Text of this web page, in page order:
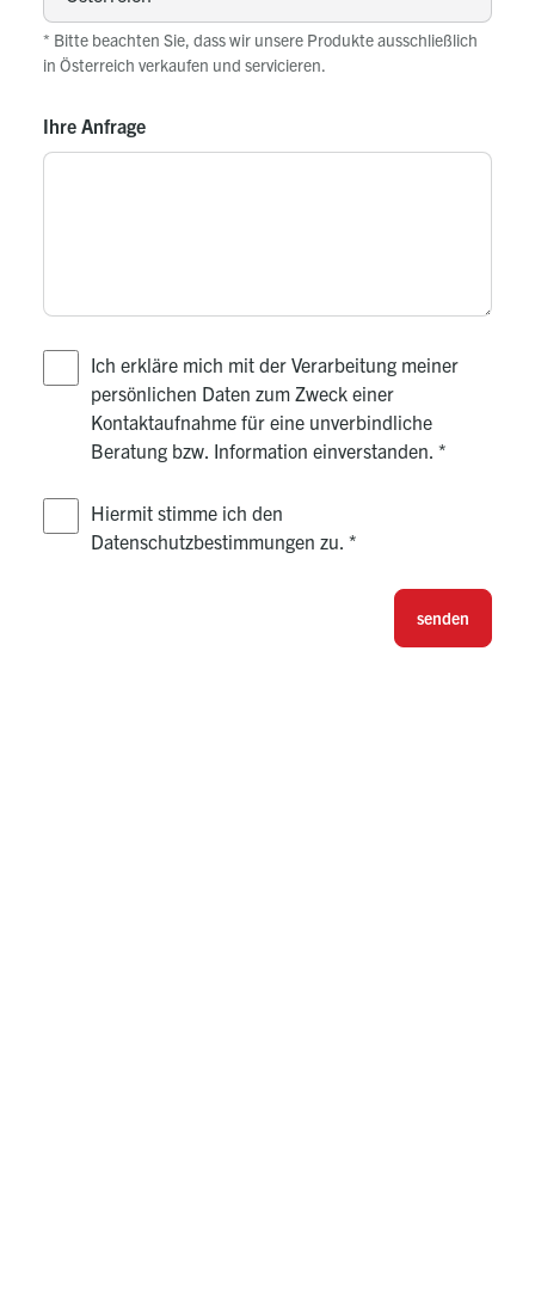
* Bitte beachten Sie, dass wir unsere Produkte ausschließlich
in Österreich verkaufen und servicieren.
Ihre Anfrage
Ich erkläre mich mit der Verarbeitung meiner
persönlichen Daten zum Zweck einer
Kontaktaufnahme für eine unverbindliche
Beratung bzw. Information einverstanden. *
Hiermit stimme ich den
Datenschutzbestimmungen zu. *
senden